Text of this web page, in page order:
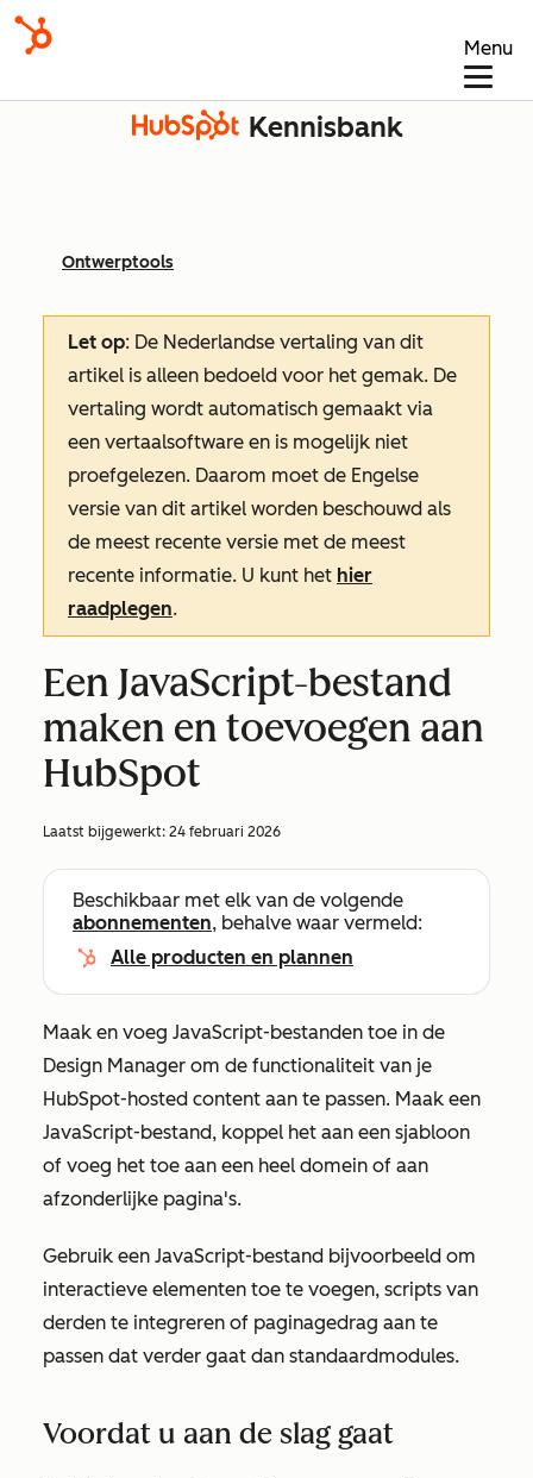
Menu
Kennisbank
Ontwerptools
Let op: De Nederlandse vertaling van dit
artikel is alleen bedoeld voor het gemak. De
vertaling wordt automatisch gemaakt via
een vertaalsoftware en is mogelijk niet
proefgelezen. Daarom moet de Engelse
versie van dit artikel worden beschouwd als
de meest recente versie met de meest
recente informatie. U kunt het hier
raadplegen.
Een JavaScript-bestand
maken en toevoegen aan
HubSpot
Laatst bijgewerkt: 24 februari 2026
Beschikbaar met elk van de volgende
abonnementen, behalve waar vermeld:
Alle producten en plannen
Maak en voeg JavaScript-bestanden toe in de
Design Manager om de functionaliteit van je
HubSpot-hosted content aan te passen. Maak een
JavaScript-bestand, koppel het aan een sjabloon
of voeg het toe aan een heel domein of aan
afzonderlijke pagina's.
Gebruik een JavaScript-bestand bijvoorbeeld om
interactieve elementen toe te voegen, scripts van
derden te integreren of paginagedrag aan te
passen dat verder gaat dan standaardmodules.
Voordat u aan de slag gaat